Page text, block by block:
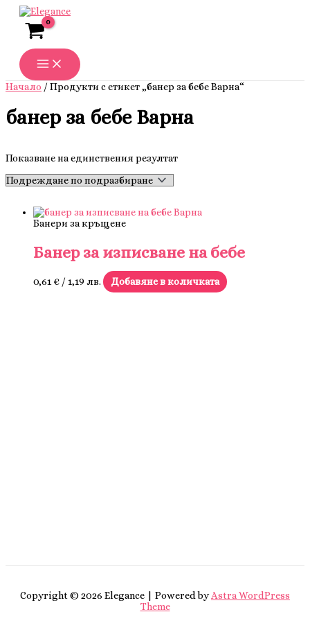
Skip
content
Начало / Продукти с етикет „банер за бебе Варна“
банер за бебе Варна
Показване на единствения резултат
Банери за кръщене
Банер за изписване на бебе
0,61€ / 1,19 лв. Добавяне в количката
Copyright © 2026 Elegance | Powered byAstra WordPress
Theme